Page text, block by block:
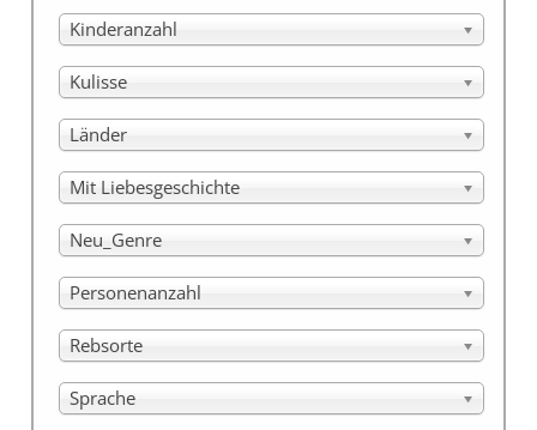
Kinderanzahl
Kulisse
Länder
Mit Liebesgeschichte
Neu_Genre
Personenanzahl
Rebsorte
Sprache